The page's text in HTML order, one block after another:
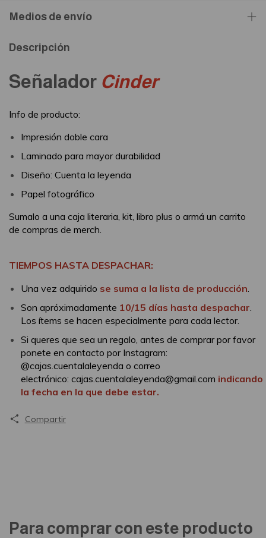
Medios de envío
Descripción
Señalador Cinder
Info de producto:
Impresión doble cara
Laminado para mayor durabilidad
Diseño: Cuenta la leyenda
Papel fotográfico
Sumalo a una caja literaria, kit, libro plus o armá un carrito
de compras de merch.
TIEMPOS HASTA DESPACHAR:
Una vez adquirido se suma a la lista de producción
Son apróximadamente 10/15 días hasta despachar
Los ítems se hacen especialmente para cada lector.
Si queres que sea un regalo, antes de comprar por favor
ponete en contacto por Instagram:
@cajas.cuentalaleyenda o correo
electrónico: cajas.cuentalaleyenda@gmail.com indicando
la fecha en la que debe estar.
Compartir
Para comprar con este producto